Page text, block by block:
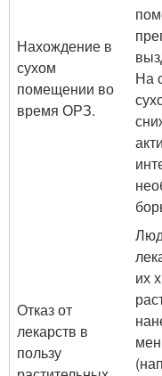
Нахождение в
сухом
помещении во
время ОРЗ.
На
Отказ от
лекарств в
пользу
их